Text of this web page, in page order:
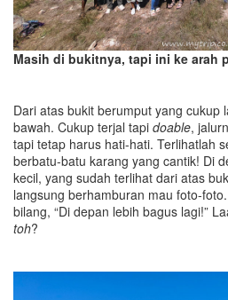
Masih di bukitnya, tapi ini ke arah
Dari atas bukit berumput yang cukup
bawah. Cukup terjal tapi doable,
tapi tetap harus hati-hati. Terlihatlah
berbatu-batu karang yang cantik! Di
kecil, yang sudah terlihat dari atas
langsung berhamburan mau foto-
bilang, “Di depan lebih bagus lagi!”
toh?